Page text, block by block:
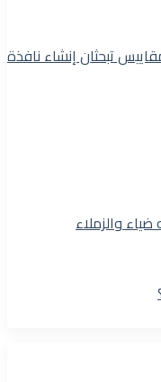
تبحثان إنشاء نافذة
والزملاء